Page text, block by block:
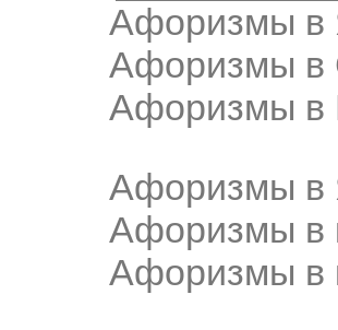
Афоризмы в
Афоризмы в
Афоризмы в
Афоризмы в
Афоризмы в
Афоризмы в